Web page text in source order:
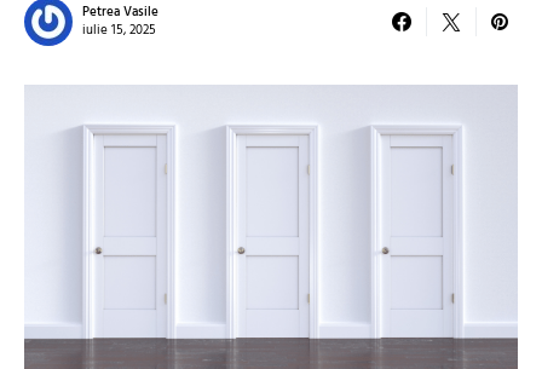
Petrea Vasile
iulie 15, 2025